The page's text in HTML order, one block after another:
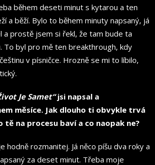
během deseti minut s kytarou a ten
a běží. Bylo to během minuty napsaný, já
a prostě jsem si řekl, že tam bude ta
To byl pro mě ten breakthrough, kdy
v písničce. Hrozně se mi to líbilo,
Je Samet“jsi napsal a
měsíce. Jak dlouho ti obvykle trvá
tě na procesu baví a co naopak ne?
hodně rozmanitej. Já něco píšu dva roky a
za deset minut. Třeba moje